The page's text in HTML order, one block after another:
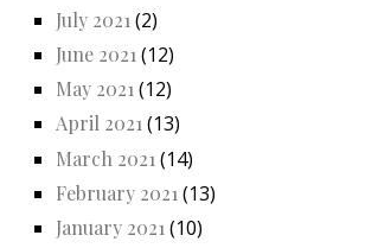
July 2021 (2)
June 2021 (12)
May 2021 (12)
April 2021(13)
March 2021 (14)
February 2021 (13)
January 2021 (10)